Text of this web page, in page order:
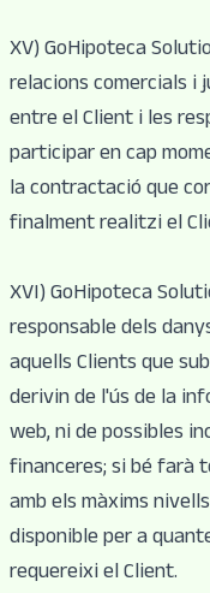
XV) GoHipoteca
relacions comercials i
entre el Client i les
participar en cap
la contractació que
finalment realitzi el
XVI) GoHipoteca
responsable dels
aquells Clients que
derivin de l'ús de la
web, ni de possibles
financeres; si bé farà
amb els màxims
disponible per a
requereixi el Client.